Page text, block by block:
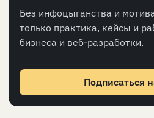
Без инфоцыганства и
только практика, кейсы и
бизнеса и веб-разработки.
Подписаться